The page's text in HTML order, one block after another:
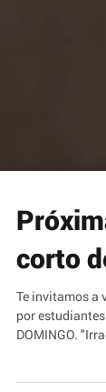
corto
Te invitamos a
DOMINGO.